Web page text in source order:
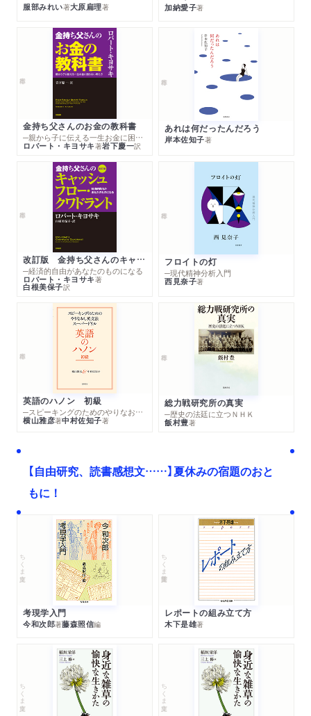
服部みれい著大原扁理著 加納愛子著
金持ち父さんのお金の教科書
─親から子に伝える一生お金に困らない考え方
ロバート・キヨサキ著岩下慶一訳
あれは何だったんだろう
岸本佐知子著
改訂版 金持ち父さんのキャッシュフロー・クワドラント
─経済的自由があなたのものになる
ロバート・キヨサキ著
白根美保子訳
フロイトの灯
─現代精神分析入門
西見奈子著
英語のハノン 初級
─スピーキングのためのやりなおし英文法スーパードリル
横山雅彦著中村佐知子著
総力戦研究所の真実
─歴史の法廷に立つＮＨＫ
飯村豊著
【自由研究、読書感想文……】夏休みの宿題のおと
もに！
ちくま文庫
考現学入門
今和次郎著藤森照信編
ちくま学芸文庫
レポートの組み立て方
木下是雄著
ちくま文庫 ちくま文庫